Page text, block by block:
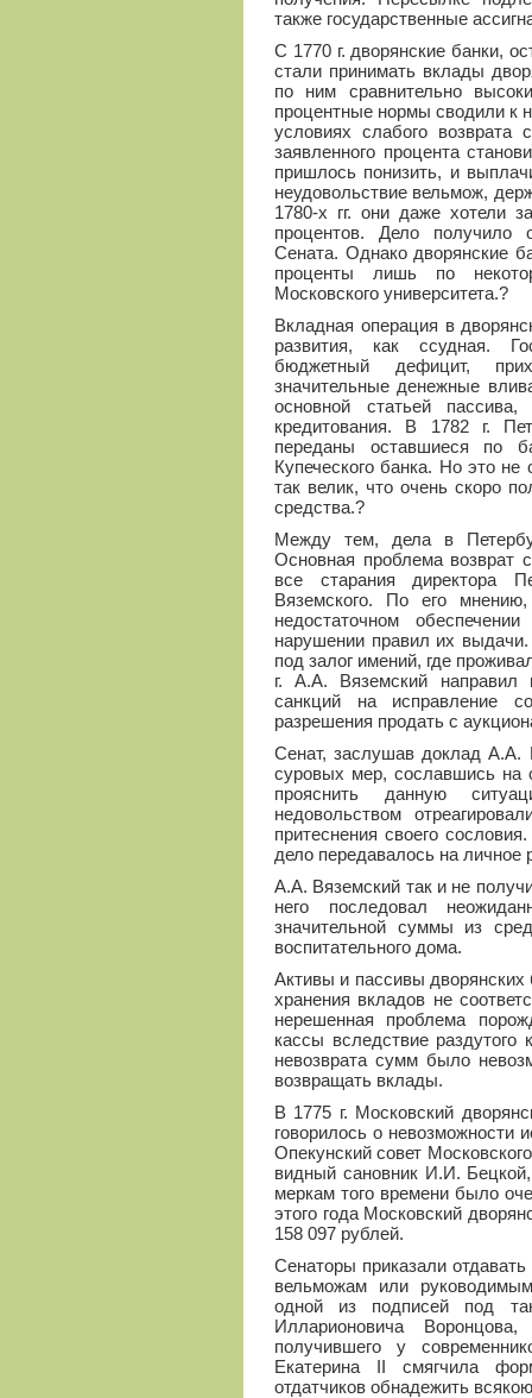
также государственные
С 1770 г. дворянские банки,
стали принимать вклады
по ним сравнительно
процентные нормы сводили к
условиях слабого
заявленного процента
пришлось понизить, и
неудовольствие вельмож,
1780-х гг. они даже хотели
процентов. Дело получило
Сената. Однако дворянские
проценты лишь по
Московского университета.?
Вкладная операция в
развития, как ссудная.
бюджетный дефицит,
значительные денежные
основной статьей
кредитования. В 1782 г.
переданы оставшиеся по
Купеческого банка. Но это
так велик, что очень скоро
средства.?
Между тем, дела в
Основная проблема возврат
все старания директора
Вяземского. По его
недостаточном
нарушении правил их
под залог имений, где
г. А.А. Вяземский
санкций на исправление
разрешения продать с
Сенат, заслушав доклад А.А.
суровых мер, сославшись на
прояснить данную
недовольством
притеснения своего
дело передавалось на
А.А. Вяземский так и не
него последовал
значительной суммы из
воспитательного дома.
Активы и пассивы
хранения вкладов не
нерешенная проблема
кассы вследствие раздутого
невозврата сумм было
возвращать вклады.
В 1775 г. Московский
говорилось о невозможности
Опекунский совет
видный сановник И.И.
меркам того времени было
этого года Московский
158 097 рублей.
Сенаторы приказали
вельможам или
одной из подписей под
Илларионовича
получившего у
Екатерина II смягчила
отдатчиков обнадежить